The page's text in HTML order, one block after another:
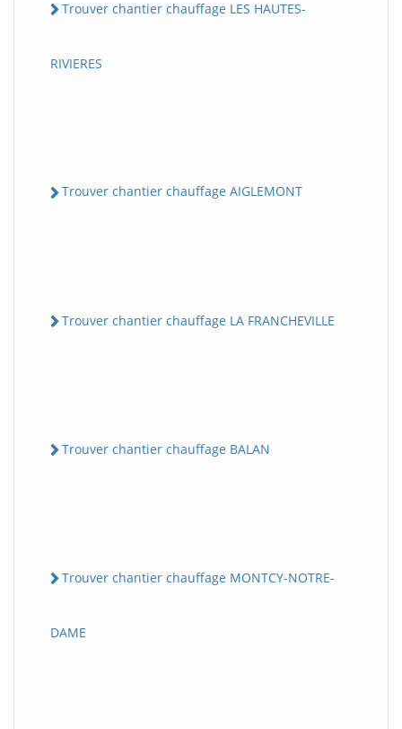
Trouver chantier chauffage LES HAUTES-
RIVIERES
Trouver chantier chauffage AIGLEMONT
Trouver chantier chauffage LA FRANCHEVILLE
Trouver chantier chauffage BALAN
Trouver chantier chauffage MONTCY-NOTRE-
DAME